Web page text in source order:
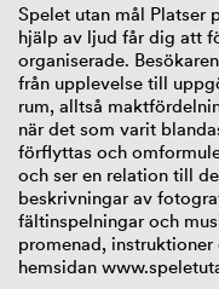
Spelet utan mål‭ Platser
hjälp av ljud får dig att
organiserade.
från upplevelse till
rum, alltså
när det som varit
förflyttas och om
och ser en relation till
beskrivningar av
fältinspelningar och
promenad,
hemsidan